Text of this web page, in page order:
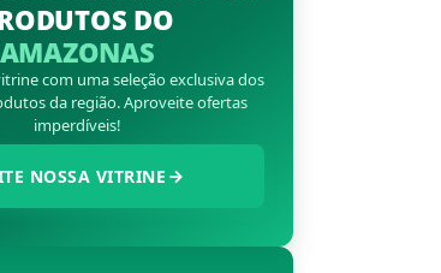
DO
AMAZONAS
com uma seleção exclusiva dos
da região. Aproveite ofertas
imperdíveis!
NOSSA VITRINE